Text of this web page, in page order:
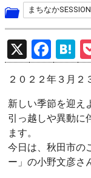
まちなか
X
F
a
ce
b
o
o
k
H
e
n
a
２０２２年３月
新しい季節を迎え
引っ越しや異動に
ます。
今日は、秋田市の
ー」の小野文彦さ